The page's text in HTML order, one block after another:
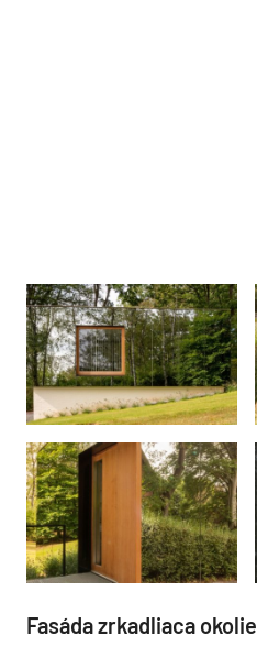
Fasáda zrkadliaca okolie